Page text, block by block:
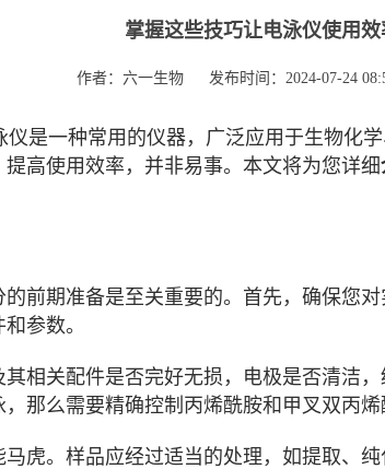
掌握这些技巧让电泳仪使用
作者：六一生物 发布时间：2024-07-24
是一种常用的仪器，广泛应用于生物化
高使用效率，并非易事。本文将为您详细
前期准备是至关重要的。首先，确保您
参数。
相关配件是否完好无损，电极是否清洁
那么需要精确控制丙烯酰胺和甲叉双丙
虎。样品应经过适当的处理，如提取、